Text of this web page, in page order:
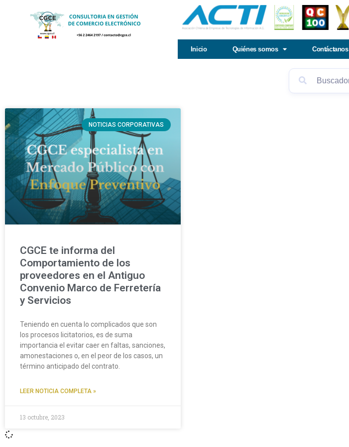
Inicio Quiénes somos Contáctanos
NOTICIAS CORPORATIVAS
CGCE te informa del
Comportamiento de los
proveedores en el Antiguo
Convenio Marco de Ferretería
y Servicios
Teniendo en cuenta lo complicados que son
los procesos licitatorios, es de suma
importancia el evitar caer en faltas, sanciones,
amonestaciones o, en el peor de los casos, un
término anticipado del contrato.
LEER NOTICIA COMPLETA »
13 octubre, 2023